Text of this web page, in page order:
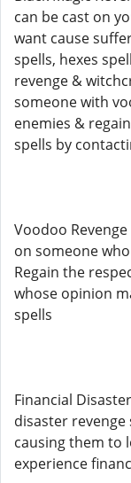
can be cast on
want cause
spells, hexes
revenge &
someone with
enemies &
spells by
Voodoo
on someone
Regain the
whose opinion
spells
Financial
disaster
causing them to
experience